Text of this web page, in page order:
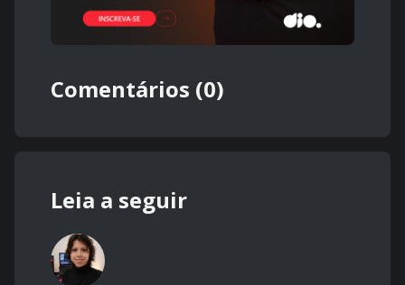
Comentários (0)
Leia a seguir